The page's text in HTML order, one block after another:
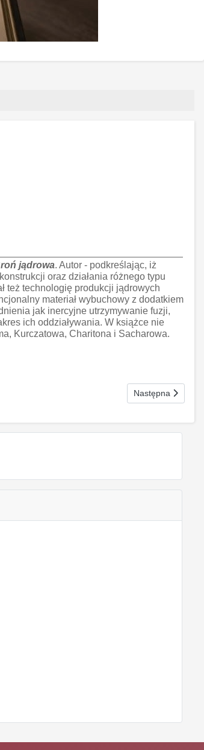
jądrowa. Autor - podkreślając, iż
oraz działania różnego typu
też technologię produkcji jądrowych
materiał wybuchowy z dodatkiem
jak inercyjne utrzymywanie fuzji,
ich oddziaływania. W książce nie
Kurczatowa, Charitona i Sacharowa.
Następna strona:
Następna